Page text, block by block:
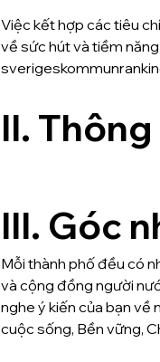
Việc kết hợp các tiêu
về sức hút và tiềm
II.
III. Góc
Mỗi thành phố đều có
và cộng đồng người
nghe ý kiến của bạn về
cuộc sống, Bền vững,